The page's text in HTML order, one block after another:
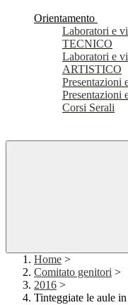
Orientamento
Laboratori e
TECNICO
Laboratori e
ARTISTICO
Presentazioni
Presentazioni
Corsi Serali
Home >
Comitato genitori >
2016 >
Tinteggiate le aule